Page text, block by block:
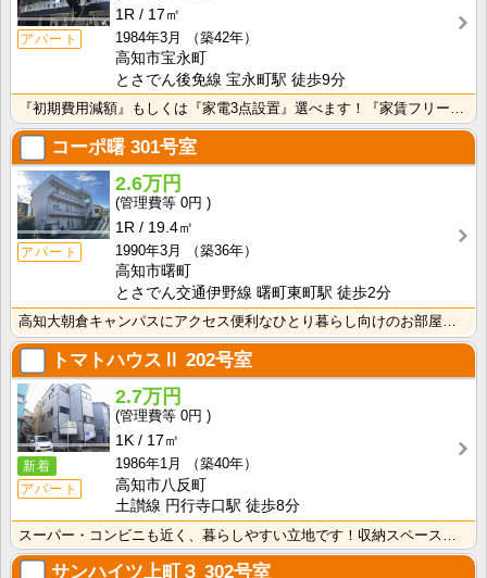
アパート
1R
17㎡
1984年3月
（築42年）
高知市宝永町
とさでん後免線 宝永町駅 徒歩9分
コーポ曙 301号室
アパート
2.6万円
0円
1R
19.4㎡
1990年3月
（築36年）
高知市曙町
とさでん交通伊野線 曙町東町駅 徒歩2分
トマトハウスⅡ 202号室
新着
アパート
2.7万円
0円
1K
17㎡
1986年1月
（築40年）
高知市八反町
土讃線 円行寺口駅 徒歩8分
サンハイツ上町３ 302号室